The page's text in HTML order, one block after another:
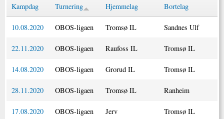
Kampdag Turnering Hjemmelag Bortelag
10.08.2020 OBOS-ligaen Tromsø IL Sandnes Ulf
22.11.2020 OBOS-ligaen Raufoss IL Tromsø IL
14.08.2020 OBOS-ligaen Grorud IL Tromsø IL
28.11.2020 OBOS-ligaen Tromsø IL Ranheim
17.08.2020 OBOS-ligaen Jerv Tromsø IL